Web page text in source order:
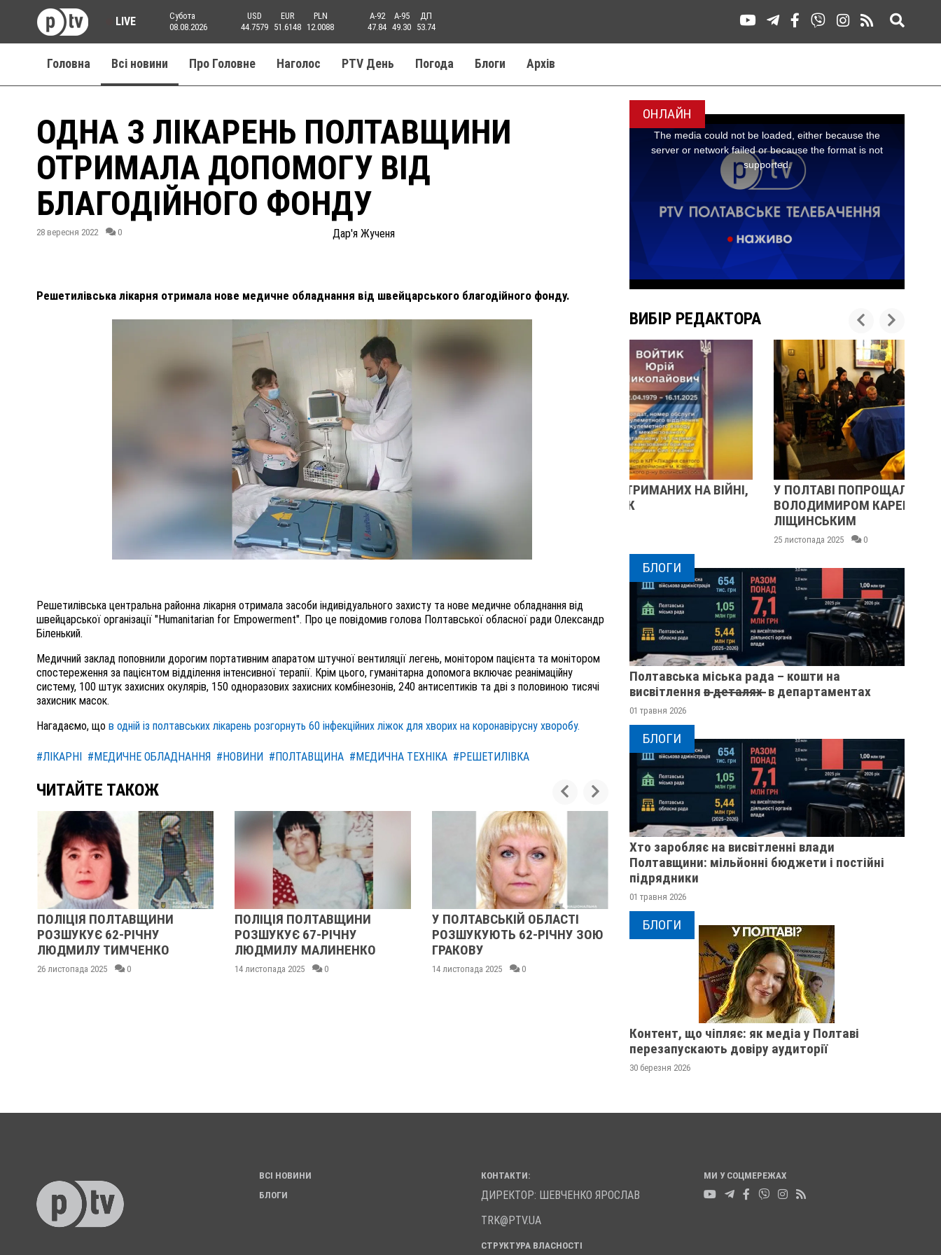
LIVE
Субота
08.08.2026
USD
44.7579
EUR
51.6148
PLN
12.0088
A-92
47.84
A-95
49.30
ДП
53.74
Головна Всі новини Про Головне Наголос PTV День Погода Блоги Aрхів
ОДНА З ЛІКАРЕНЬ ПОЛТАВЩИНИ
ОТРИМАЛА ДОПОМОГУ ВІД
БЛАГОДІЙНОГО ФОНДУ
28 вересня 2022 0 Дар'я Жученя
Решетилівська лікарня отримала нове медичне обладнання від швейцарського благодійного фонду.
Решетилівська центральна районна лікарня отримала засоби індивідуального захисту та нове медичне обладнання від
швейцарської організації "Humanitarian for Empowerment". Про це повідомив голова Полтавської обласної ради Олександр
Біленький.
Медичний заклад поповнили дорогим портативним апаратом штучної вентиляції легень, монітором пацієнта та монітором
спостереження за пацієнтом відділення інтенсивної терапії. Крім цього, гуманітарна допомога включає реанімаційну
систему, 100 штук захисних окулярів, 150 одноразових захисних комбінезонів, 240 антисептиків та дві з половиною тисячі
захисник масок.
Нагадаємо, що в одній із полтавських лікарень розгорнуть 60 інфекційних ліжок для хворих на коронавірусну хворобу.
#ЛІКАРНІ #МЕДИЧНЕ ОБЛАДНАННЯ #НОВИНИ #ПОЛТАВЩИНА #МЕДИЧНА ТЕХНІКА #РЕШЕТИЛІВКА
ЧИТАЙТЕ ТАКОЖ
ПОЛІЦІЯ ПОЛТАВЩИНИ
РОЗШУКУЄ 62-РІЧНУ
ЛЮДМИЛУ ТИМЧЕНКО
26 листопада 2025 0
ПОЛІЦІЯ ПОЛТАВЩИНИ
РОЗШУКУЄ 67-РІЧНУ
ЛЮДМИЛУ МАЛИНЕНКО
14 листопада 2025 0
У ПОЛТАВСЬКІЙ ОБЛАСТІ
РОЗШУКУЮТЬ 62-РІЧНУ ЗОЮ
ГРАКОВУ
14 листопада 2025 0
У ПОЛТАВСЬКІЙ ОБЛАСТІ
РОЗШУКУЮТЬ 82-РІЧНУ
ГАННУ МЕРКОТАН
13 листопада 2025 0
РОЗШУКУЄ 69-
МИХАЙЛА УДОДА
12 листопада 2025
ОНЛАЙН
ВИБІР РЕДАКТОРА
ПОЛІЦІЯ ПОЛТАВЩИНИ РОЗШУКУЄ 62-РІЧНУ
ВНАСЛІДОК ПОРАНЕНЬ, ОТРИМАНИХ НА ВІЙНІ,
ПОМЕР ВОЇН ЮРІЙ ВОЙТИК
25 листопада 2025
У ПОЛТАВІ ПОПРОЩАЛИСЯ ІЗ ВІЙСЬКОВИМИ
ВОЛОДИМИРОМ КАРЕНГІНИМ ТА ОЛЕГОМ
БЛОГИ
Полтавська міська рада – кошти на
висвітлення в̶ ̶д̶е̶т̶а̶л̶я̶х̶ ̶ в департаментах
01 травня 2026
БЛОГИ
Хто заробляє на висвітленні влади
Полтавщини: мільйонні бюджети і постійні
підрядники
01 травня 2026
БЛОГИ
Контент, що чіпляє: як медіа у Полтаві
перезапускають довіру аудиторії
30 березня 2026
ВСІ НОВИНИ
БЛОГИ
КОНТАКТИ:
ДИРЕКТОР: ШЕВЧЕНКО ЯРОСЛАВ
TRK@PTV.UA
СТРУКТУРА ВЛАСНОСТІ
МИ У СОЦМЕРЕЖАХ